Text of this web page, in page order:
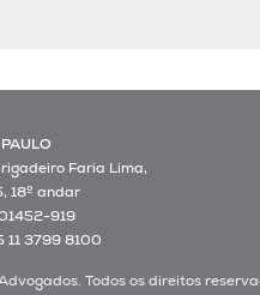
Faria Lima,
18º andar
919
11 3799 8100
Todos os direitos